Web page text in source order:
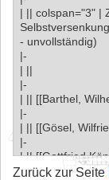
Zurück zur Seite